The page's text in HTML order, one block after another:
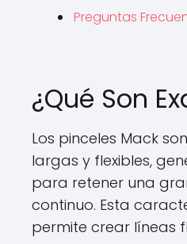
Preguntas
¿Qué Son
Los pinceles Mack
largas y flexibles,
para retener una
continuo. Esta
permite crear líneas